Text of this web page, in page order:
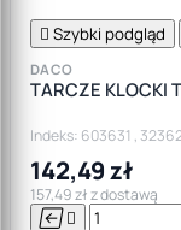
 Szybki podgląd
DACO
TARCZE KLOCKI
Indeks: 603631 ,
142,49 zł
157,49 zł z dostawą
 